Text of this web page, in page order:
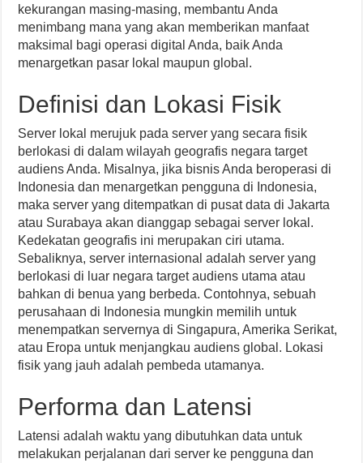
kekurangan masing-masing, membantu Anda
menimbang mana yang akan memberikan manfaat
maksimal bagi operasi digital Anda, baik Anda
menargetkan pasar lokal maupun global.
Definisi dan Lokasi Fisik
Server lokal merujuk pada server yang secara fisik
berlokasi di dalam wilayah geografis negara target
audiens Anda. Misalnya, jika bisnis Anda beroperasi di
Indonesia dan menargetkan pengguna di Indonesia,
maka server yang ditempatkan di pusat data di Jakarta
atau Surabaya akan dianggap sebagai server lokal.
Kedekatan geografis ini merupakan ciri utama.
Sebaliknya, server internasional adalah server yang
berlokasi di luar negara target audiens utama atau
bahkan di benua yang berbeda. Contohnya, sebuah
perusahaan di Indonesia mungkin memilih untuk
menempatkan servernya di Singapura, Amerika Serikat,
atau Eropa untuk menjangkau audiens global. Lokasi
fisik yang jauh adalah pembeda utamanya.
Performa dan Latensi
Latensi adalah waktu yang dibutuhkan data untuk
melakukan perjalanan dari server ke pengguna dan